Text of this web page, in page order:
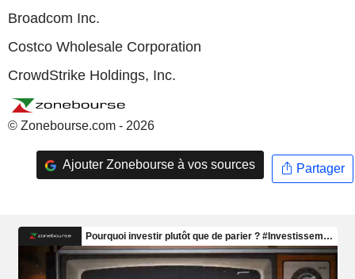
Broadcom Inc.
Costco Wholesale Corporation
CrowdStrike Holdings, Inc.
© Zonebourse.com - 2026
Ajouter Zonebourse à vos sources Partager